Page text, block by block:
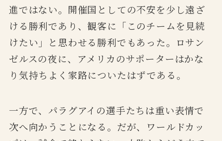
進ではない。開催国としての不安を少し遠ざ
ける勝利であり、観客に「このチームを見続
けたい」と思わせる勝利でもあった。ロサン
ゼルスの夜に、アメリカのサポーターはかな
り気持ちよく家路についたはずである。
一方で、パラグアイの選手たちは重い表情で
次へ向かうことになる。だが、ワールドカッ